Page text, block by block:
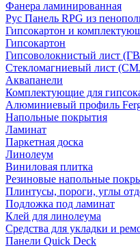
Фанера ламинированная
Рус Панель RPG из
Гипсокартон и
Гипсокартон
Гипсоволокнистый лист
Стекломагниевый лист
Аквапанели
Комплектующие для
Алюминиевый профиль
Напольные покрытия
Ламинат
Паркетная доска
Линолеум
Виниловая плитка
Резиновые напольные
Плинтусы, пороги, углы
Подложка под ламинат
Клей для линолеума
Средства для укладки и
Панели Quick Deck